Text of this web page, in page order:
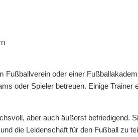
Fußballverein oder einer
oder Spieler betreuen. Einige Trainer
aber auch äußerst befriedigend.
die Leidenschaft für den Fußball zu